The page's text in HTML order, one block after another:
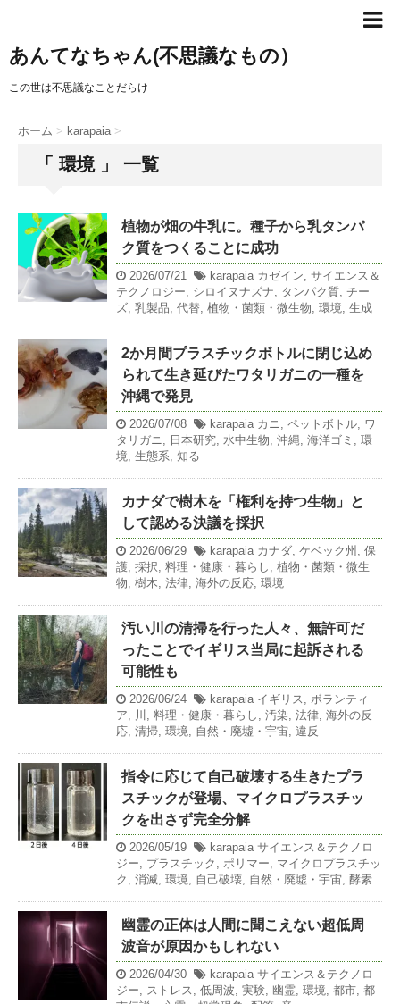
あんてなちゃん(不思議なもの）
この世は不思議なことだらけ
ホーム > karapaia >
「 環境 」 一覧
植物が畑の牛乳に。種子から乳タンパ
ク質をつくることに成功
2026/07/21 karapaia カゼイン, サイエンス＆
テクノロジー, シロイヌナズナ, タンパク質, チー
ズ, 乳製品, 代替, 植物・菌類・微生物, 環境, 生成
2か月間プラスチックボトルに閉じ込め
られて生き延びたワタリガニの一種を
沖縄で発見
2026/07/08 karapaia カニ, ペットボトル, ワ
タリガニ, 日本研究, 水中生物, 沖縄, 海洋ゴミ , 環
境, 生態系, 知る
カナダで樹木を「権利を持つ生物」と
して認める決議を採択
2026/06/29 karapaia カナダ, ケベック州 , 保
護, 採択, 料理・健康・暮らし , 植物・菌類・微生
物, 樹木, 法律, 海外の反応, 環境
汚い川の清掃を行った人々、無許可だ
ったことでイギリス当局に起訴される
可能性も
2026/06/24 karapaia イギリス , ボランティ
ア, 川 , 料理・健康・暮らし , 汚染, 法律, 海外の反
応, 清掃, 環境, 自然・廃墟・宇宙, 違反
指令に応じて自己破壊する生きたプラ
スチックが登場、マイクロプラスチッ
クを出さず完全分解
2026/05/19 karapaia サイエンス＆テクノロ
ジー, プラスチック , ポリマー, マイクロプラスチッ
ク , 消滅, 環境, 自己破壊, 自然・廃墟・宇宙, 酵素
幽霊の正体は人間に聞こえない超低周
波音が原因かもしれない
2026/04/30 karapaia サイエンス＆テクノロ
ジー, ストレス , 低周波, 実験, 幽霊, 環境, 都市, 都